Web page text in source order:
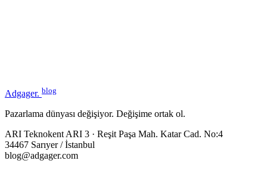
Adgager. blog
Pazarlama dünyası değişiyor. Değişime ortak ol.
ARI Teknokent ARI 3 · Reşit Paşa Mah. Katar Cad. No:4
34467 Sarıyer / İstanbul
blog@adgager.com